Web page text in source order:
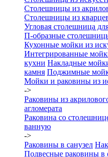
Столешницы из
Столешницы из
Угловая столешница
П-образные
Кухонные мойки из
Интегрированные
кухни Накладные
камня Поджимные
Мойки и раковины из
->
Раковины из
агломерата
Раковина со
ванную
->
Раковины в санузел
Подвесные раковины в